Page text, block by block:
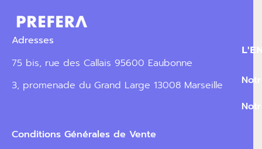
Adresses
75 bis, rue des Callais 95600 Eaubonne
3, promenade du Grand Large 13008 Marseille
Conditions Générales de Vente